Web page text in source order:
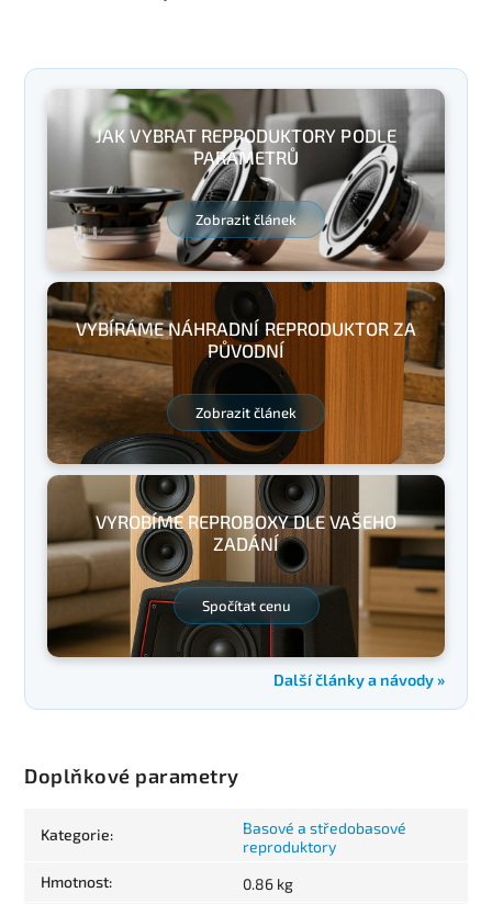
JAK VYBRAT REPRODUKTORY PODLE
PARAMETRŮ
Zobrazit článek
VYBÍRÁME NÁHRADNÍ REPRODUKTOR ZA
PŮVODNÍ
Zobrazit článek
VYROBÍME REPROBOXY DLE VAŠEHO
ZADÁNÍ
Spočítat cenu
Další články a návody »
Doplňkové parametry
Kategorie:
Basové a středobasové
reproduktory
Hmotnost: 0.86 kg